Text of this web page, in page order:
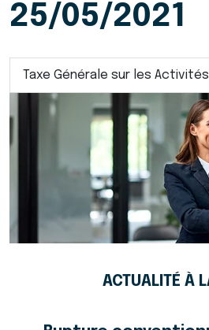
25/05/2021
Taxe Générale sur les Activités
ACTUALITÉ À